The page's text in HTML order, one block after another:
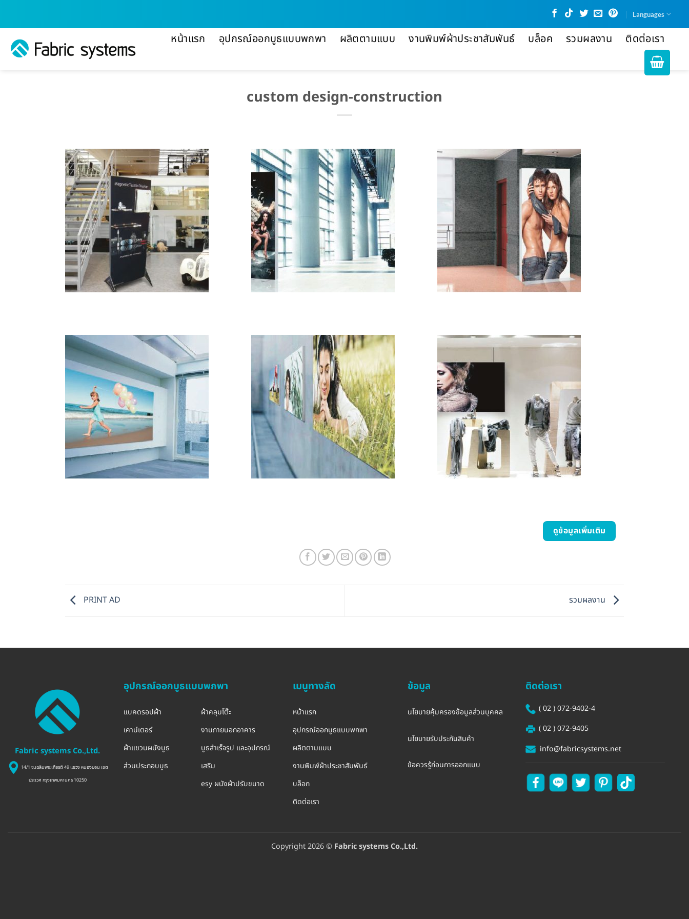
ยัง
เนื้อหา
Languages
หน้าแรก อุปกรณ์ออกบูธแบบพกพา ผลิตตามแบบ งานพิมพ์ผ้าประชาสัมพันธ์ บล็อค รวมผลงาน ติดต่อเรา
custom design-construction
ดูข้อมูลเพิ่มเติม
PRINT AD รวมผลงาน
Fabric systems Co.,Ltd.
14/1 ซ.เฉลิมพระเกียรติ 49 แขวง หนองบอน เขต
ประเวศ กรุงเทพมหานคร 10250
อุปกรณ์ออกบูธแบบพกพา
แบคดรอปผ้า
เคาน์เตอร์
ผ้าแขวนผนังบูธ
ส่วนประกอบบูธ
ผ้าคลุมโต๊ะ
งานภายนอกอาคาร
บูธสำเร็จรูป และอุปกรณ์
เสริม
esy ผนังผ้าปรับขนาด
เมนูทางลัด
หน้าแรก
อุปกรณ์ออกบูธแบบพกพา
ผลิตตามแบบ
งานพิมพ์ผ้าประชาสัมพันธ์
บล็อก
ติดต่อเรา
ข้อมูล
นโยบายคุ้มครองข้อมูลส่วนบุคคล
นโยบายรับประกันสินค้า
ข้อควรรู้ก่อนการออกแบบ
ติดต่อเรา
( 02 ) 072-9402-4
( 02 ) 072-9405
info@fabricsystems.net
Copyright 2026 © Fabric systems Co.,Ltd.